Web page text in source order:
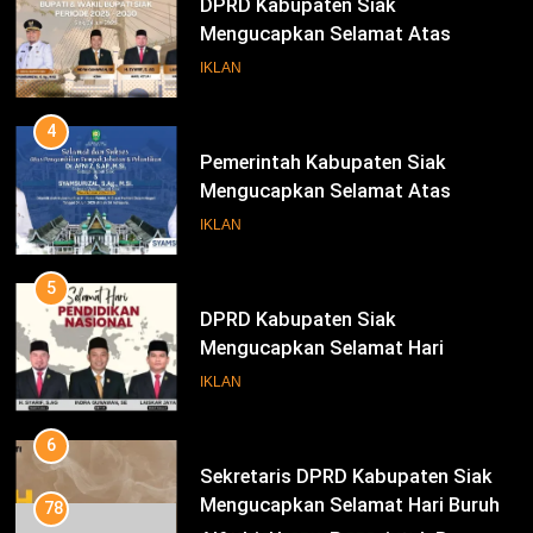
DPRD Kabupaten Siak
Mengucapkan Selamat Atas
Pengambilan Sumpah Jabatan
IKLAN
4
Pemerintah Kabupaten Siak
Mengucapkan Selamat Atas
Pengambilan Sumpah Jabatan
IKLAN
5
DPRD Kabupaten Siak
Mengucapkan Selamat Hari
Pendidikan Nasional
IKLAN
6
Sekretaris DPRD Kabupaten Siak
Mengucapkan Selamat Hari Buruh
78